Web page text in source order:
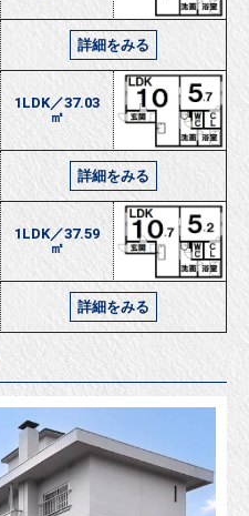
詳細をみる
1LDK／37.03
㎡
詳細をみる
1LDK／37.59
㎡
詳細をみる